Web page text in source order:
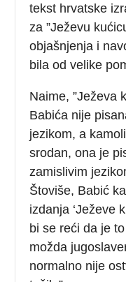
tekst hrvatske
za ”Ježevu
objašnjenja i
bila od velike
Naime, ”Ježeva
Babića nije
jezikom, a
srodan, ona je
zamislivim
Štoviše, Babić
izdanja ‘Ježeve
bi se reći da je
možda
normalno nije